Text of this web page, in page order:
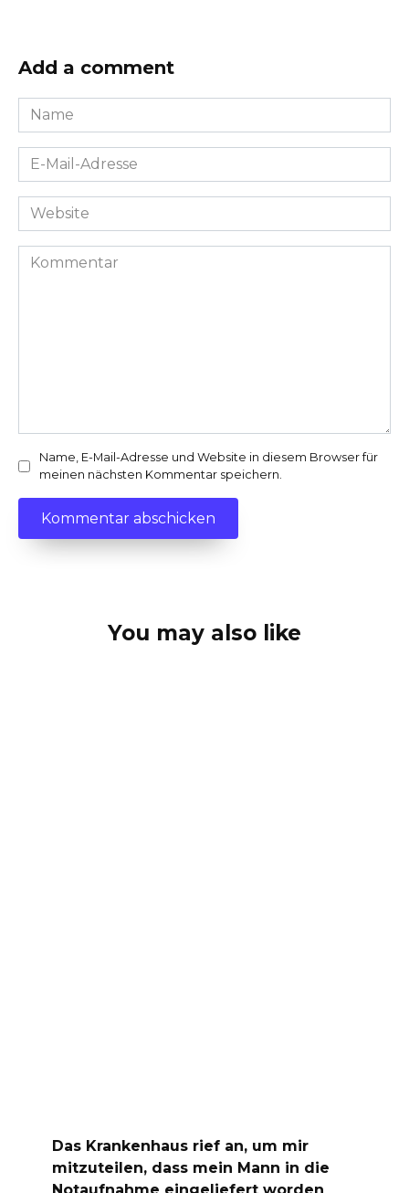
Add a comment
Name
*
E-
Mail-
Adresse
Website
Kommentar
Name, E-Mail-Adresse und Website in diesem Browser für
meinen nächsten Kommentar speichern.
You may also like
Das Krankenhaus rief an, um mir
mitzuteilen, dass mein Mann in die
Notaufnahme eingeliefert worden